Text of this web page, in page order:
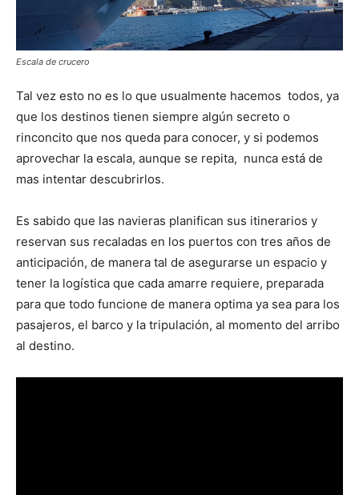
Escala de crucero
Tal vez esto no es lo que usualmente hacemos todos, ya
que los destinos tienen siempre algún secreto o
rinconcito que nos queda para conocer, y si podemos
aprovechar la escala, aunque se repita, nunca está de
mas intentar descubrirlos.
Es sabido que las navieras planifican sus itinerarios y
reservan sus recaladas en los puertos con tres años de
anticipación, de manera tal de asegurarse un espacio y
tener la logística que cada amarre requiere, preparada
para que todo funcione de manera optima ya sea para los
pasajeros, el barco y la tripulación, al momento del arribo
al destino.